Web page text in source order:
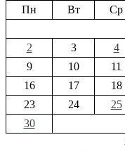
Пн
Вт Ср
2
3 4
9
10 11
16
17 18
23
24 25
30